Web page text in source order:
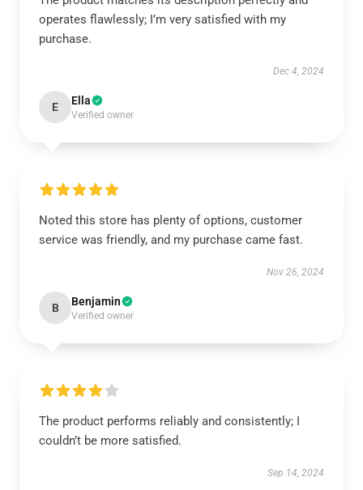
operates flawlessly; I’m very satisfied with my
purchase.
Dec 4, 2024
E Ella
Verified owner
Noted this store has plenty of options, customer
service was friendly, and my purchase came fast.
Nov 26, 2024
B Benjamin
Verified owner
The product performs reliably and consistently; I
couldn’t be more satisfied.
Sep 14, 2024